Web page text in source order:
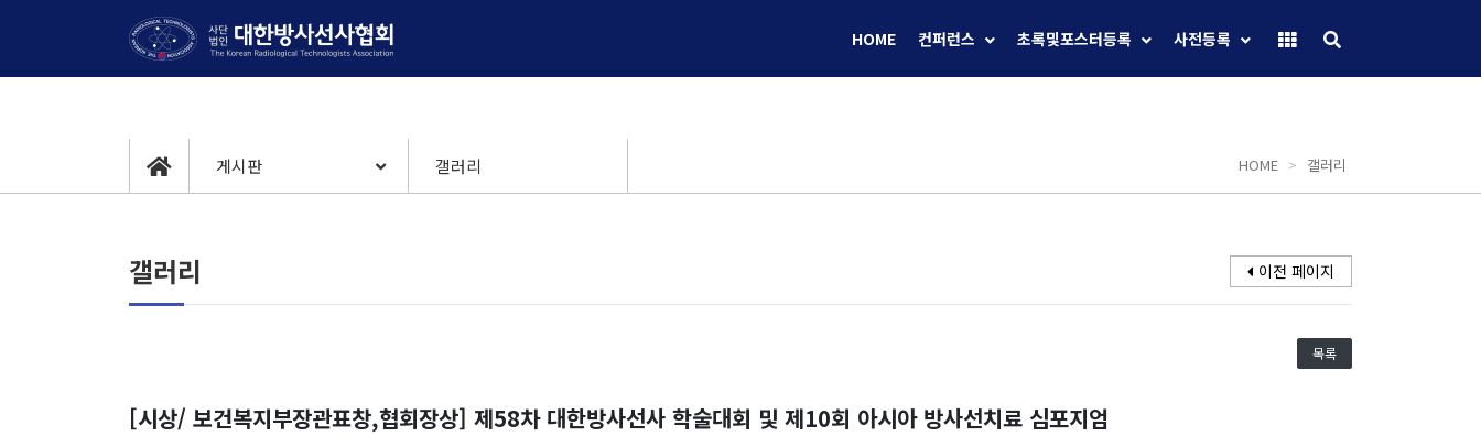
HOME 컨퍼런스 초록및포스터등록 사전등록
게시판 갤러리 HOME > 갤러리
갤러리 이전 페이지
목록
[시상/ 보건복지부장관표창,협회장상] 제58차 대한방사선사 학술대회 및 제10회 아시아 방사선치료 심포지엄